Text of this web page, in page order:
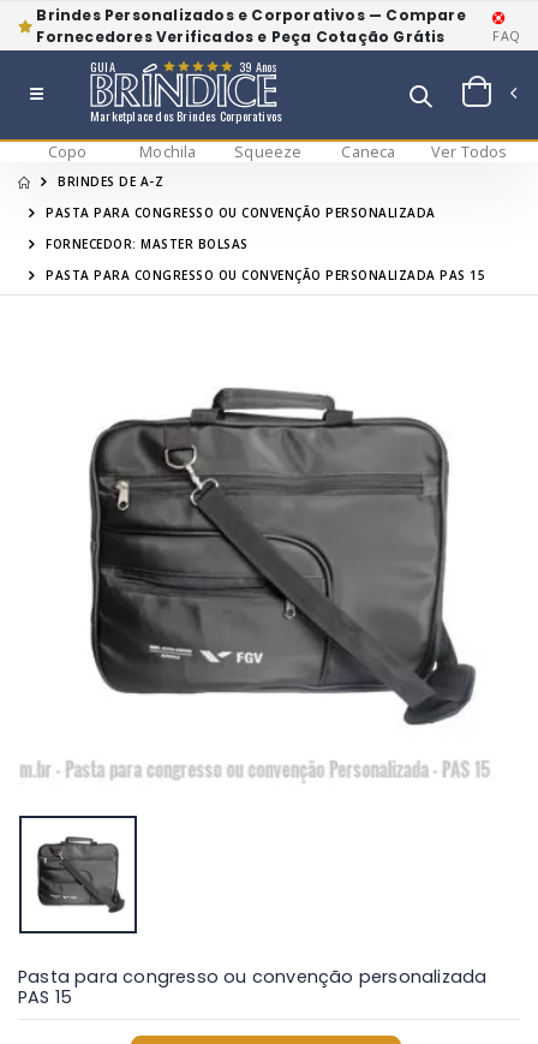
Brindes Personalizados e Corporativos — Compare
Fornecedores Verificados e Peça Cotação Grátis
FAQ
Marketplace dos Brindes Corporativos
GUIA 39 Anos
Copo Mochila Squeeze Caneca Ver Todos
BRINDES DE A-Z
PASTA PARA CONGRESSO OU CONVENÇÃO PERSONALIZADA
FORNECEDOR: MASTER BOLSAS
PASTA PARA CONGRESSO OU CONVENÇÃO PERSONALIZADA PAS 15
Pasta para congresso ou convenção personalizada
PAS 15